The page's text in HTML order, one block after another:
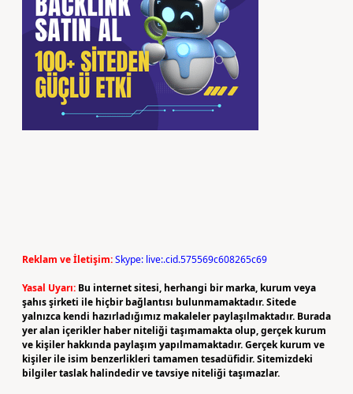
Reklam ve İletişim:Skype: live:.cid.575569c608265c69
Yasal Uyarı: Bu internet sitesi, herhangi bir marka, kurum veya
şahıs şirketi ile hiçbir bağlantısı bulunmamaktadır. Sitede
yalnızca kendi hazırladığımız makaleler paylaşılmaktadır. Burada
yer alan içerikler haber niteliği taşımamakta olup, gerçek kurum
ve kişiler hakkında paylaşım yapılmamaktadır. Gerçek kurum ve
kişiler ile isim benzerlikleri tamamen tesadüfidir. Sitemizdeki
bilgiler taslak halindedir ve tavsiye niteliği taşımazlar.